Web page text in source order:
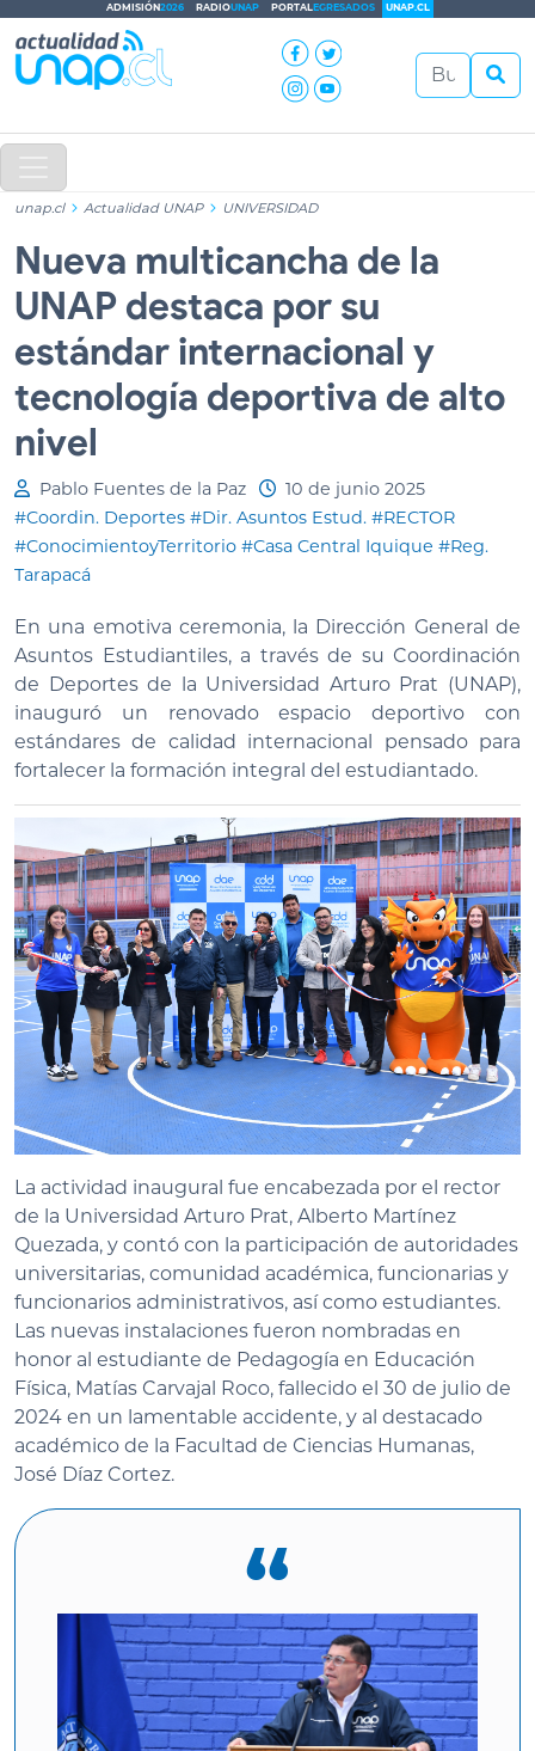
ADMISIÓN2026 RADIOUNAP PORTALEGRESADOS UNAP.CL
unap.cl Actualidad UNAP UNIVERSIDAD
Nueva multicancha de la
UNAP destaca por su
estándar internacional y
tecnología deportiva de alto
nivel
Pablo Fuentes de la Paz
10 de junio 2025
#Coordin. Deportes #Dir. Asuntos Estud. #RECTOR
#ConocimientoyTerritorio #Casa Central Iquique #Reg.
Tarapacá
En una emotiva ceremonia, la Dirección General de
Asuntos Estudiantiles, a través de su Coordinación
de Deportes de la Universidad Arturo Prat (UNAP),
inauguró un renovado espacio deportivo con
estándares de calidad internacional pensado para
fortalecer la formación integral del estudiantado.
La actividad inaugural fue encabezada por el rector
de la Universidad Arturo Prat, Alberto Martínez
Quezada, y contó con la participación de autoridades
universitarias, comunidad académica, funcionarias y
funcionarios administrativos, así como estudiantes.
Las nuevas instalaciones fueron nombradas en
honor al estudiante de Pedagogía en Educación
Física, Matías Carvajal Roco, fallecido el 30 de julio de
2024 en un lamentable accidente, y al destacado
académico de la Facultad de Ciencias Humanas,
José Díaz Cortez.